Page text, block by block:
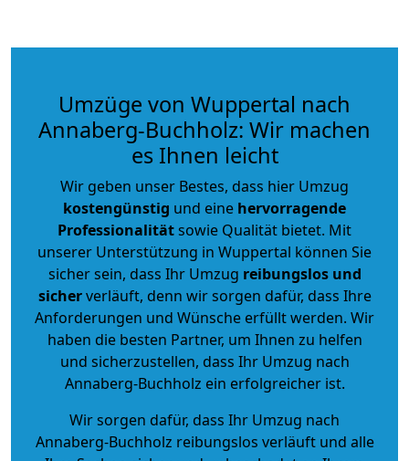
Umzüge von Wuppertal nach
Annaberg-Buchholz: Wir machen
es Ihnen leicht
Wir geben unser Bestes, dass hier Umzug
kostengünstig und eine hervorragende
Professionalitätsowie Qualität bietet. Mit
unserer Unterstützung in Wuppertal können Sie
sicher sein, dass Ihr Umzug reibungslos und
sicherverläuft, denn wir sorgen dafür, dass Ihre
Anforderungen und Wünsche erfüllt werden. Wir
haben die besten Partner, um Ihnen zu helfen
und sicherzustellen, dass Ihr Umzug nach
Annaberg-Buchholz ein erfolgreicher ist.
Wir sorgen dafür, dass Ihr Umzug nach
Annaberg-Buchholz reibungslos verläuft und alle